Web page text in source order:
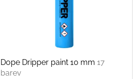
Dope Dripper paint 10 mm 17
barev